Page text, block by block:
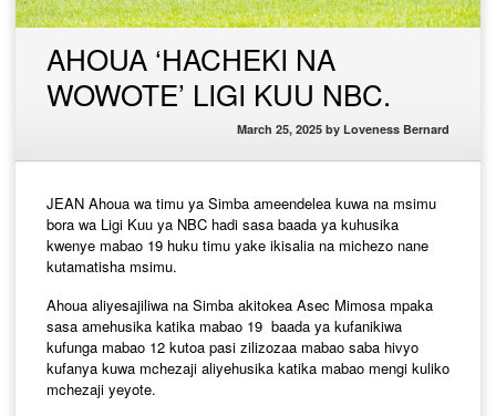
AHOUA ‘HACHEKI NA
WOWOTE’ LIGI KUU NBC.
March 25, 2025 by Loveness Bernard
JEAN Ahoua wa timu ya Simba ameendelea kuwa na msimu
bora wa Ligi Kuu ya NBC hadi sasa baada ya kuhusika
kwenye mabao 19 huku timu yake ikisalia na michezo nane
kutamatisha msimu.
Ahoua aliyesajiliwa na Simba akitokea Asec Mimosa mpaka
sasa amehusika katika mabao 19 baada ya kufanikiwa
kufunga mabao 12 kutoa pasi zilizozaa mabao saba hivyo
kufanya kuwa mchezaji aliyehusika katika mabao mengi kuliko
mchezaji yeyote.